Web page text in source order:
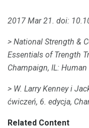
2017 Mar 21. doi:
> National Strength &
Essentials of Trength
Champaign, IL:
> W. Larry Kenney i
ćwiczeń, 6. edycja,
Related Content